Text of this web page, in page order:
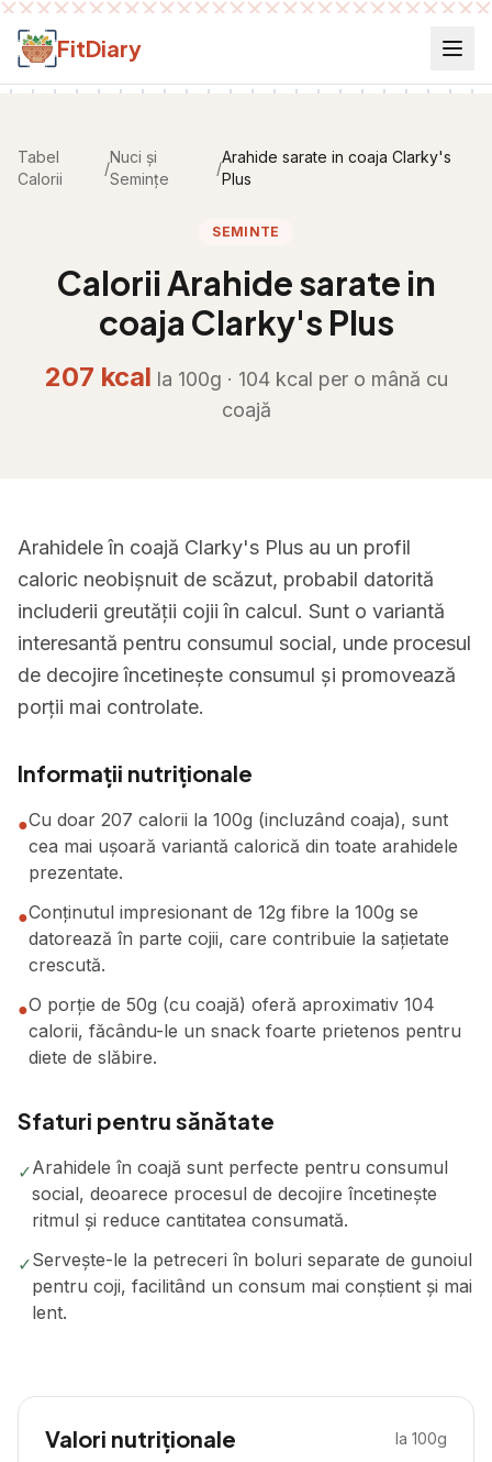
Salt la conținut
FitDiary
Tabel
Calorii
/
Nuci și
Semințe
/
Arahide sarate in coaja Clarky's
Plus
SEMINTE
CaloriiArahide sarate in
coaja Clarky's Plus
207 kcal la 100g · 104kcal per o mână cu
coajă
Arahidele în coajă Clarky's Plus au un profil
caloric neobișnuit de scăzut, probabil datorită
includerii greutății cojii în calcul. Sunt o variantă
interesantă pentru consumul social, unde procesul
de decojire încetinește consumul și promovează
porții mai controlate.
Informații nutriționale
●Cu doar 207 calorii la 100g (incluzând coaja), sunt
cea mai ușoară variantă calorică din toate arahidele
prezentate.
●Conținutul impresionant de 12g fibre la 100g se
datorează în parte cojii, care contribuie la sațietate
crescută.
●O porție de 50g (cu coajă) oferă aproximativ 104
calorii, făcându-le un snack foarte prietenos pentru
diete de slăbire.
Sfaturi pentru sănătate
✓Arahidele în coajă sunt perfecte pentru consumul
social, deoarece procesul de decojire încetinește
ritmul și reduce cantitatea consumată.
✓Servește-le la petreceri în boluri separate de gunoiul
pentru coji, facilitând un consum mai conștient și mai
lent.
Valori nutriționale la 100g